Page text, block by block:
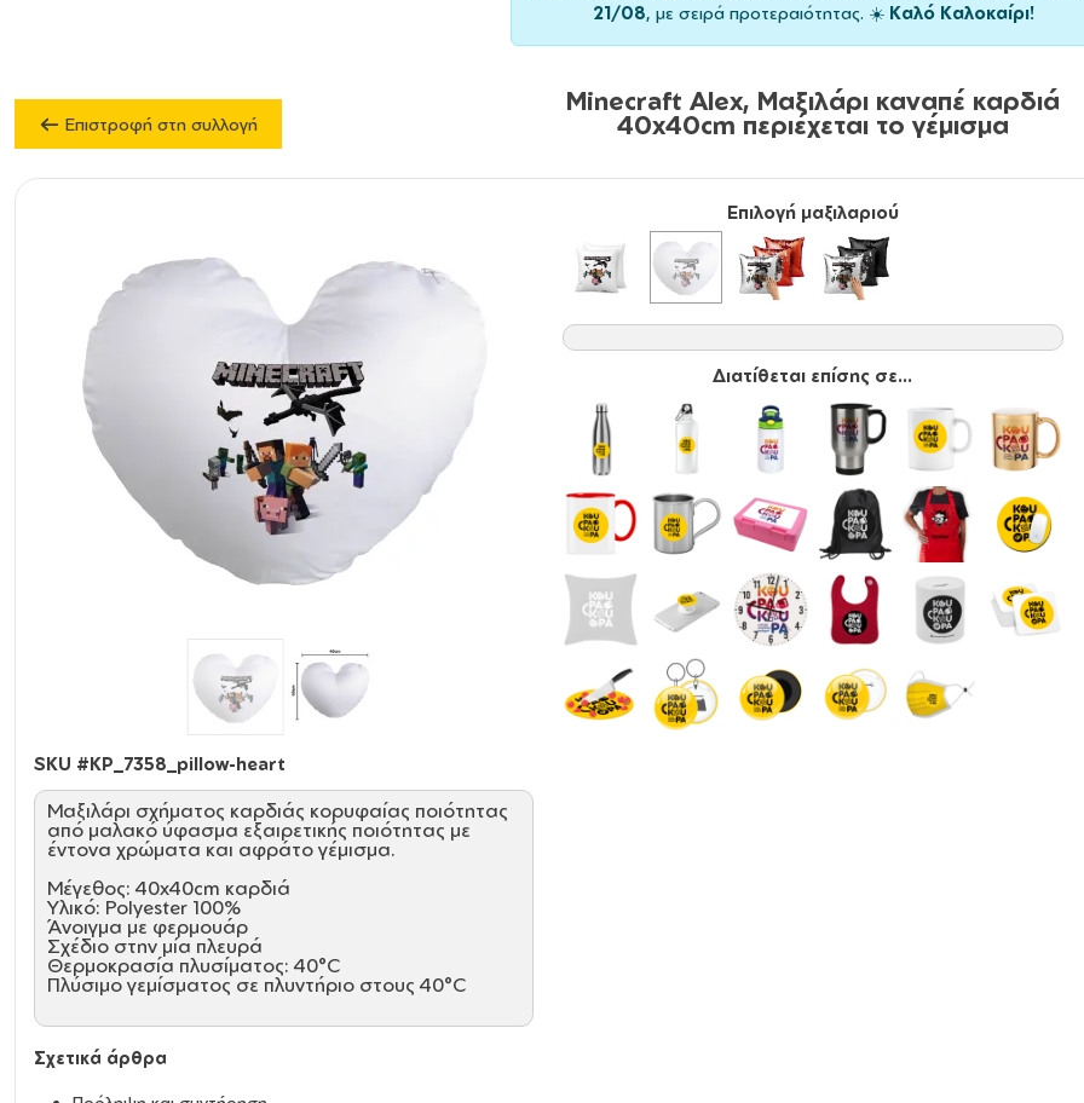
21/08, με σειρά προτεραιότητας. ☀️ Καλό Καλοκαίρι!
Επιστροφή στη συλλογή
Minecraft Alex, Μαξιλάρι καναπέ καρδιά
40x40cm περιέχεται το γέμισμα
SKU #KP_7358_pillow-heart
Μαξιλάρι σχήματος καρδιάς κορυφαίας ποιότητας
από μαλακό ύφασμα εξαιρετικής ποιότητας με
έντονα χρώματα και αφράτο γέμισμα.
Μέγεθος: 40x40cm καρδιά
Υλικό: Polyester 100%
Άνοιγμα με φερμουάρ
Σχέδιο στην μία πλευρά
Θερμοκρασία πλυσίματος: 40°C
Πλύσιμο γεμίσματος σε πλυντήριο στους 40°C
Σχετικά άρθρα
Επιλογή μαξιλαριού
Διατίθεται επίσης σε...